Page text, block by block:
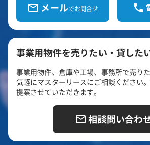
メールでお問合せ
事業用物件を売りたい・貸した
事業用物件、倉庫や工場、事務所で売りた
気軽にマスターリースにご相談ください
提案させていただきます。
相談問い合わ